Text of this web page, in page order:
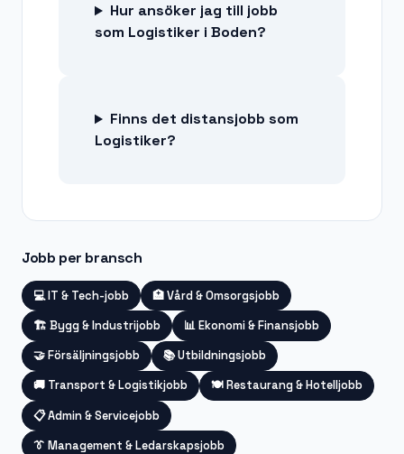
Hur ansöker jag till jobb
som Logistiker i Boden?
Finns det distansjobb som
Logistiker?
Jobb per bransch
💻IT & Tech-jobb 🏥Vård & Omsorgsjobb
🏗️ Bygg & Industrijobb 📊Ekonomi & Finansjobb
🤝Försäljningsjobb 📚Utbildningsjobb
🚚 Transport & Logistikjobb 🍽️Restaurang & Hotelljobb
📋Admin & Servicejobb
👔 Management & Ledarskapsjobb